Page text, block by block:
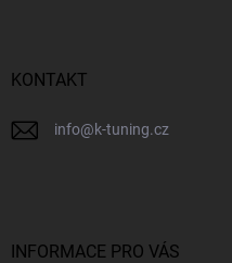
KONTAKT
info@k-tuning.cz
INFORMACE PRO VÁS